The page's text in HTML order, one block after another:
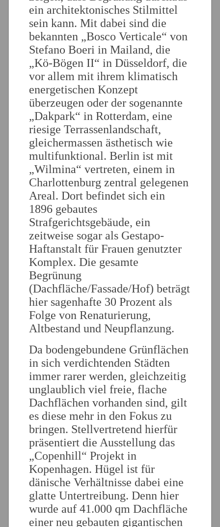
ein architektonisches Stilmittel
sein kann. Mit dabei sind die
bekannten „Bosco Verticale“ von
Stefano Boeri in Mailand, die
„Kö-Bögen II“ in Düsseldorf, die
vor allem mit ihrem klimatisch
energetischen Konzept
überzeugen oder der sogenannte
„Dakpark“ in Rotterdam, eine
riesige Terrassenlandschaft,
gleichermassen ästhetisch wie
multifunktional. Berlin ist mit
„Wilmina“ vertreten, einem in
Charlottenburg zentral gelegenen
Areal. Dort befindet sich ein
1896 gebautes
Strafgerichtsgebäude, ein
zeitweise sogar als Gestapo-
Haftanstalt für Frauen genutzter
Komplex. Die gesamte
Begrünung
(Dachfläche/Fassade/Hof) beträgt
hier sagenhafte 30 Prozent als
Folge von Renaturierung,
Altbestand und Neupflanzung.
Da bodengebundene Grünflächen
in sich verdichtenden Städten
immer rarer werden, gleichzeitig
unglaublich viel freie, flache
Dachflächen vorhanden sind, gilt
es diese mehr in den Fokus zu
bringen. Stellvertretend hierfür
präsentiert die Ausstellung das
„Copenhill“ Projekt in
Kopenhagen. Hügel ist für
dänische Verhältnisse dabei eine
glatte Untertreibung. Denn hier
wurde auf 41.000 qm Dachfläche
einer neu gebauten gigantischen